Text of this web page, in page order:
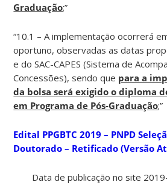
Graduação;”
“10.1 – A implementação ocorrerá
oportuno, observadas as datas
e do SAC-CAPES (Sistema de
Concessões), sendo que para a
da bolsa será exigido o diploma
em Programa de Pós-Graduação;”
Edital PPGBTC 2019 – PNPD
Doutorado – Retificado (Versão
Data de publicação no site